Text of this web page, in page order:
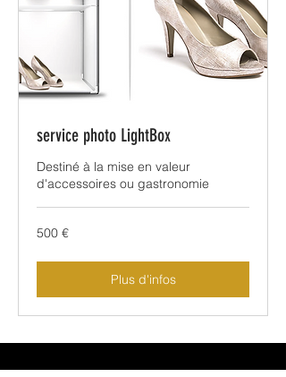
service photo LightBox
Destiné à la mise en valeur
d'accessoires ou gastronomie
500
euros
500 €
Plus d'infos